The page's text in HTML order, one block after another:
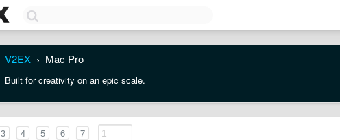
V2EX › Mac Pro
Built for creativity on an epic scale.
3 4 5 6 7